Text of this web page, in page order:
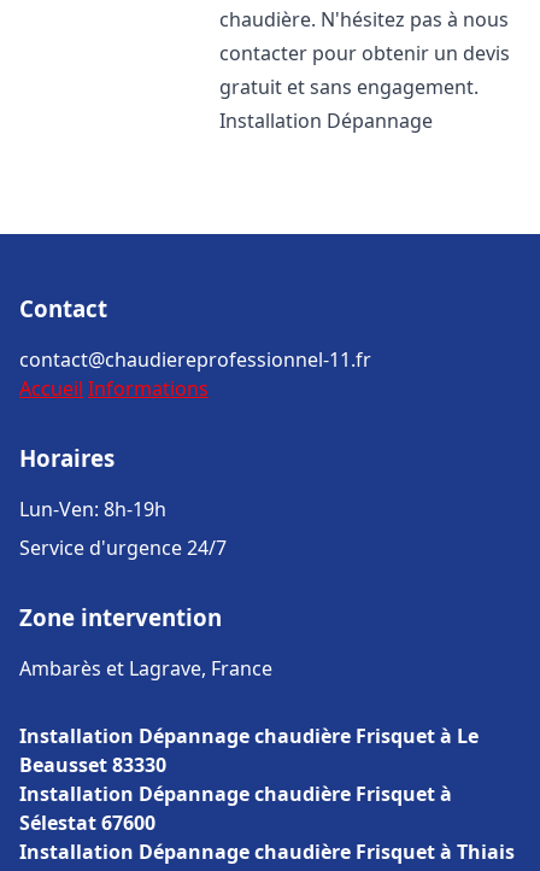
chaudière. N'hésitez pas à nous
contacter pour obtenir un devis
gratuit et sans engagement.
Installation Dépannage
Contact
contact@chaudiereprofessionnel-11.fr
Accueil Informations
Horaires
Lun-Ven: 8h-19h
Service d'urgence 24/7
Zone intervention
Ambarès et Lagrave, France
Installation Dépannage chaudière Frisquet à Le
Beausset 83330
Installation Dépannage chaudière Frisquet à
Sélestat 67600
Installation Dépannage chaudière Frisquet à Thiais